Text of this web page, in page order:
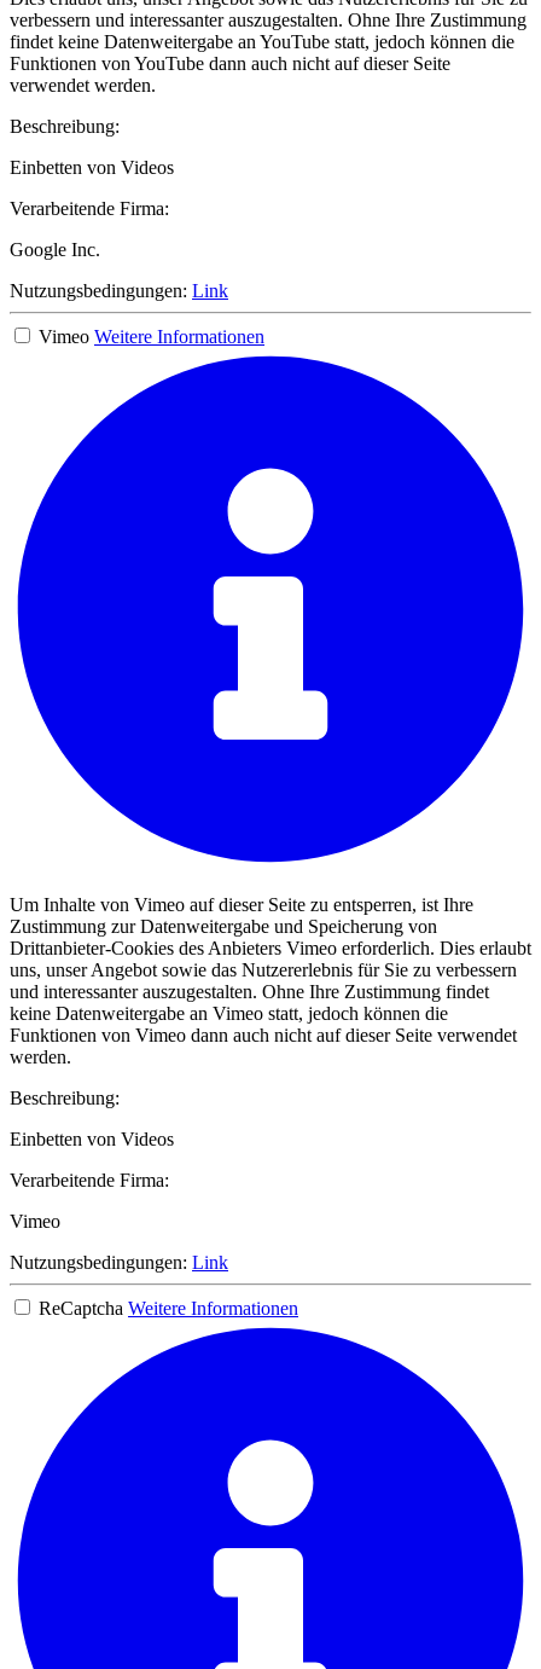
verbessern und interessanter auszugestalten. Ohne Ihre Zustimmung
findet keine Datenweitergabe an YouTube statt, jedoch können die
Funktionen von YouTube dann auch nicht auf dieser Seite
verwendet werden.
Beschreibung:
Einbetten von Videos
Verarbeitende Firma:
Google Inc.
Nutzungsbedingungen: Link
Vimeo Weitere Informationen
Um Inhalte von Vimeo auf dieser Seite zu entsperren, ist Ihre
Zustimmung zur Datenweitergabe und Speicherung von
Drittanbieter-Cookies des Anbieters Vimeo erforderlich. Dies erlaubt
uns, unser Angebot sowie das Nutzererlebnis für Sie zu verbessern
und interessanter auszugestalten. Ohne Ihre Zustimmung findet
keine Datenweitergabe an Vimeo statt, jedoch können die
Funktionen von Vimeo dann auch nicht auf dieser Seite verwendet
werden.
Beschreibung:
Einbetten von Videos
Verarbeitende Firma:
Vimeo
Nutzungsbedingungen: Link
ReCaptcha Weitere Informationen